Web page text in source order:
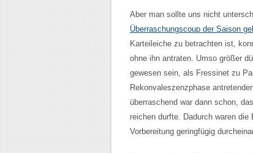
Aber man sollte uns nicht
Überraschungscoup der Saison
Karteileiche zu betrachten ist,
ohne ihn antraten. Umso größer
gewesen sein, als Fressinet zu
Rekonvaleszenzphase
überraschend war dann schon,
reichen durfte. Dadurch waren
Vorbereitung geringfügig